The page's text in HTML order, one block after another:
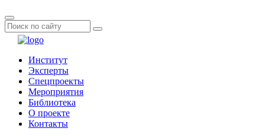
Институт
Эксперты
Спецпроекты
Мероприятия
Библиотека
О проекте
Контакты